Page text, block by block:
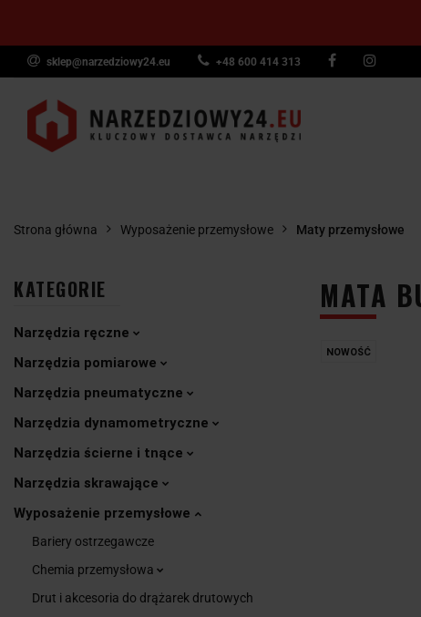
sklep@narzedziowy24.eu +48 600 414 313
Narzędzia ręczne
Narzędzia
Strona główna Wyposażenie przemysłowe Maty przemysłowe
KATEGORIE
Narzędzia ręczne
Narzędzia pomiarowe
Narzędzia pneumatyczne
Narzędzia dynamometryczne
Narzędzia ścierne i tnące
Narzędzia skrawające
Wyposażenie przemysłowe
Bariery ostrzegawcze
Chemia przemysłowa
Drut i akcesoria do drążarek drutowych
MATA
NOWOŚĆ